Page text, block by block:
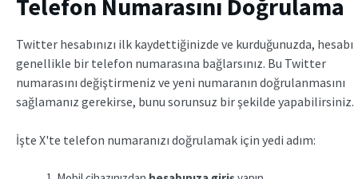
Twitter hesabınızı ilk kaydettiğinizde ve kurduğunuzda, hesabı
genellikle bir telefon numarasına bağlarsınız. Bu Twitter
numarasını değiştirmeniz ve yeni numaranın doğrulanmasını
sağlamanız gerekirse, bunu sorunsuz bir şekilde yapabilirsiniz.
İşte X'te telefon numaranızı doğrulamak için yedi adım: